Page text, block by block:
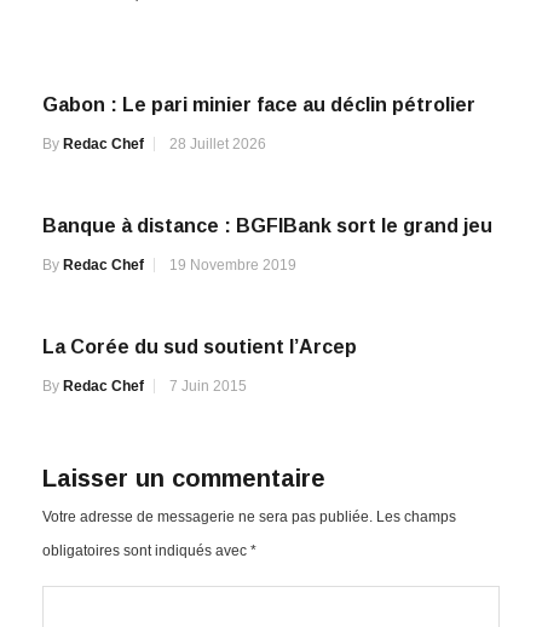
Gabon : Le pari minier face au déclin pétrolier
By Redac Chef 28 Juillet 2026
Banque à distance : BGFIBank sort le grand jeu
By Redac Chef 19 Novembre 2019
La Corée du sud soutient l’Arcep
By Redac Chef 7 Juin 2015
Laisser un commentaire
Votre adresse de messagerie ne sera pas publiée. Les champs
obligatoires sont indiqués avec *